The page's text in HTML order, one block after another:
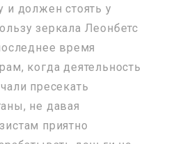
и должен стоять у
зеркала Леонбетс
время
когда деятельность
пресекать
не давая
приятно